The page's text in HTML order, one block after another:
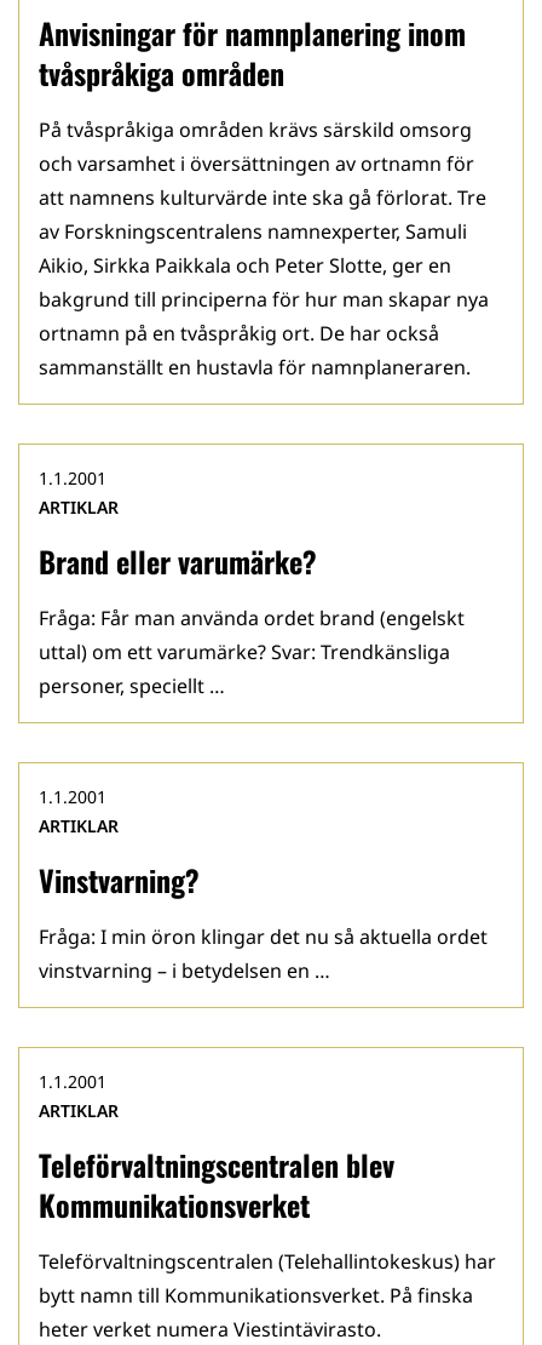
Anvisningar för namnplanering inom
tvåspråkiga områden
På tvåspråkiga områden krävs särskild omsorg
och varsamhet i översättningen av ortnamn för
att namnens kulturvärde inte ska gå förlorat. Tre
av Forskningscentralens namnexperter, Samuli
Aikio, Sirkka Paikkala och Peter Slotte, ger en
bakgrund till principerna för hur man skapar nya
ortnamn på en tvåspråkig ort. De har också
sammanställt en hustavla för namnplaneraren.
Brand eller varumärke?
1.1.2001
ARTIKLAR
Fråga: Får man använda ordet brand (engelskt
uttal) om ett varumärke? Svar: Trendkänsliga
personer, speciellt …
Vinstvarning?
1.1.2001
ARTIKLAR
Fråga: I min öron klingar det nu så aktuella ordet
vinstvarning – i betydelsen en …
Teleförvaltningscentralen blev
Kommunikationsverket
1.1.2001
ARTIKLAR
Teleförvaltningscentralen (Telehallintokeskus) har
bytt namn till Kommunikationsverket. På finska
heter verket numera Viestintävirasto.